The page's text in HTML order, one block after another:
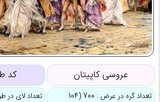
عروسی کاپیتان کد
تعداد گره در عرض : 700 (104